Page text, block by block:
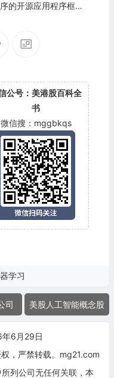
的开源应用程序框
公号：美港股百科全
书
微信搜：mggbkqs
学习
司 美股人工智能概念股
6月29日
，严禁转载。mg21.com
列公司无任何关联，本